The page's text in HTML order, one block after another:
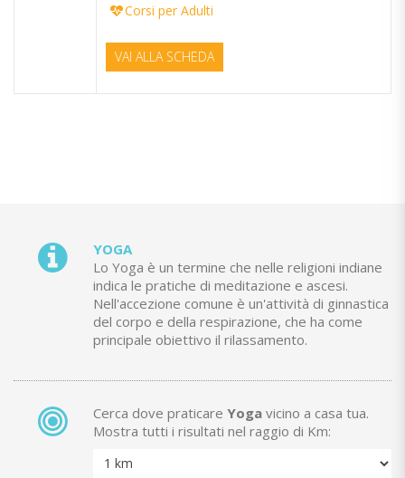
Corsi per Adulti
VAI ALLA SCHEDA
YOGA
Lo Yoga è un termine che nelle religioni indiane
indica le pratiche di meditazione e ascesi.
Nell'accezione comune è un'attività di ginnastica
del corpo e della respirazione, che ha come
principale obiettivo il rilassamento.
Cerca dove praticare Yogavicino a casa tua.
Mostra tutti i risultati nel raggio di Km: